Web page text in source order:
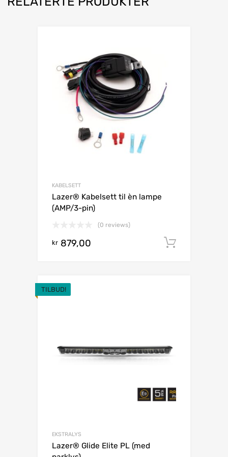
KABELSETT
Lazer® Kabelsett til èn lampe
(AMP/3-pin)
(0 reviews)
kr 879,00
TILBUD!
EKSTRALYS
Lazer® Glide Elite PL (med